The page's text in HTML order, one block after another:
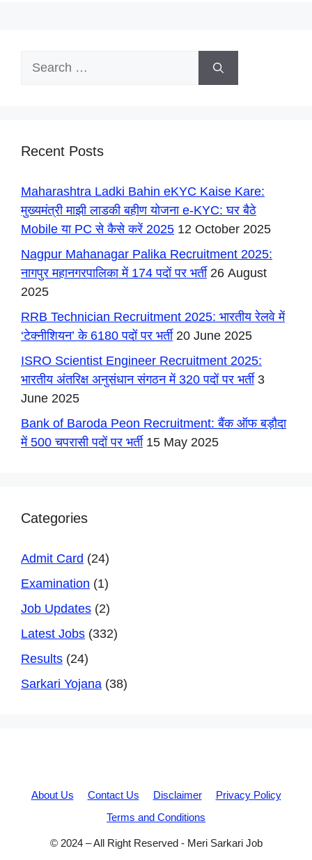
Recent Posts
Maharashtra Ladki Bahin eKYC Kaise Kare:
मुख्यमंत्री माझी लाडकी बहीण योजना e-KYC: घर बैठे
Mobile या PC से कैसे करें 2025 12 October 2025
Nagpur Mahanagar Palika Recruitment 2025:
नागपुर महानगरपालिका में 174 पदों पर भर्ती 26 August
2025
RRB Technician Recruitment 2025: भारतीय रेलवे में
‘टेक्नीशियन’ के 6180 पदों पर भर्ती 20 June 2025
ISRO Scientist Engineer Recruitment 2025:
भारतीय अंतरिक्ष अनुसंधान संगठन में 320 पदों पर भर्ती 3
June 2025
Bank of Baroda Peon Recruitment: बैंक ऑफ बड़ौदा
में 500 चपरासी पदों पर भर्ती 15 May 2025
Categories
Admit Card (24)
Examination (1)
Job Updates (2)
Latest Jobs (332)
Results (24)
Sarkari Yojana (38)
About Us Contact Us Disclaimer
Privacy Policy
Terms and Conditions
© 2024 – All Right Reserved - Meri Sarkari Job